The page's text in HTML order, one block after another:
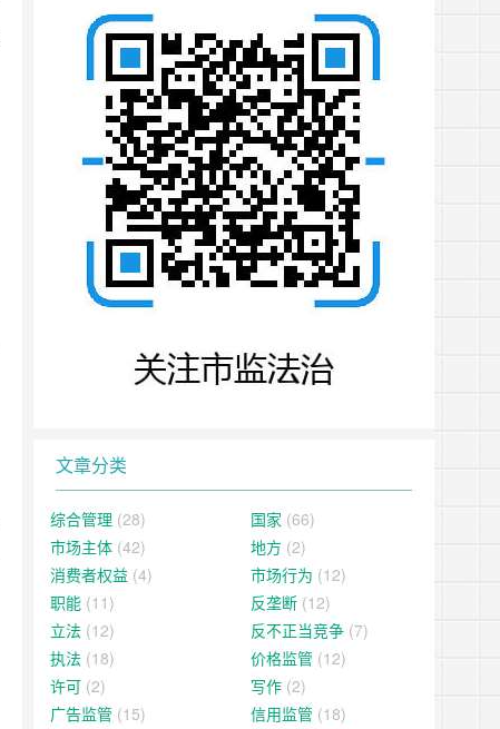
文章分类
综合管理 (28) 国家 (66)
市场主体 (42) 地方 (2)
消费者权益 (4) 市场行为 (12)
职能 (11) 反垄断 (12)
立法 (12) 反不正当竞争 (7)
执法 (18) 价格监管 (12)
许可 (2) 写作 (2)
广告监管 (15) 信用监管 (18)